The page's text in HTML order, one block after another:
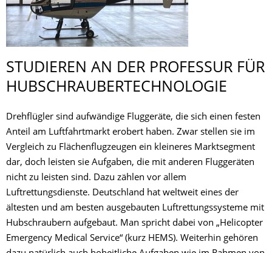
STUDIEREN AN DER PROFESSUR FÜR
HUBSCHRAUBER­TECHNOLOGIE
Drehflügler sind aufwändige Fluggeräte, die sich einen festen
Anteil am Luftfahrtmarkt erobert haben. Zwar stellen sie im
Vergleich zu Flächenflugzeugen ein kleineres Marktsegment
dar, doch leisten sie Aufgaben, die mit anderen Fluggeräten
nicht zu leisten sind. Dazu zählen vor allem
Luftrettungsdienste. Deutschland hat weltweit eines der
ältesten und am besten ausgebauten Luftrettungssysteme mit
Hubschraubern aufgebaut. Man spricht dabei von „Helicopter
Emergency Medical Service“ (kurz HEMS). Weiterhin gehören